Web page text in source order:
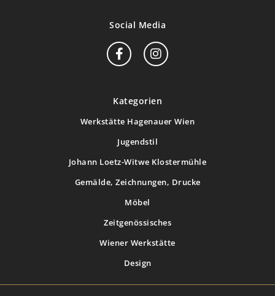
Social Media
Kategorien
Werkstätte Hagenauer Wien
Jugendstil
Johann Loetz-Witwe Klostermühle
Gemälde, Zeichnungen, Drucke
Möbel
Zeitgenössisches
Wiener Werkstätte
Design